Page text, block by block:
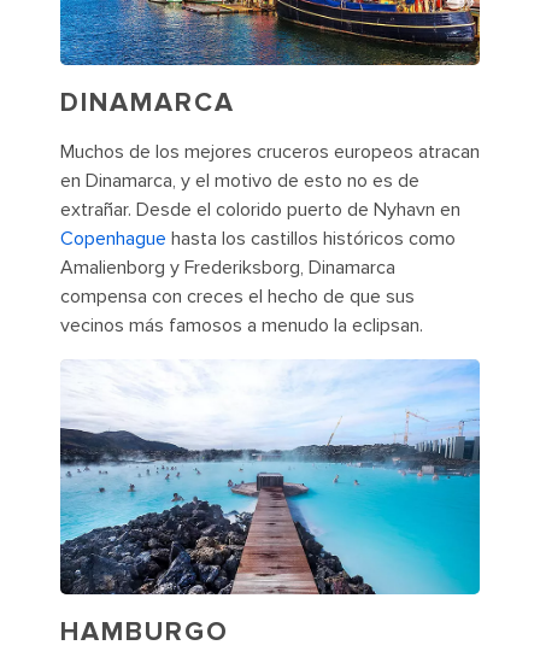
DINAMARCA
Muchos de los mejores cruceros europeos atracan
en Dinamarca, y el motivo de esto no es de
extrañar. Desde el colorido puerto de Nyhavn en
Copenhague hasta los castillos históricos como
Amalienborg y Frederiksborg, Dinamarca
compensa con creces el hecho de que sus
vecinos más famosos a menudo la eclipsan.
HAMBURGO